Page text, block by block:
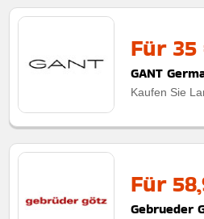
Für 35
GANT
Kaufen Sie
Für
Gebrueder